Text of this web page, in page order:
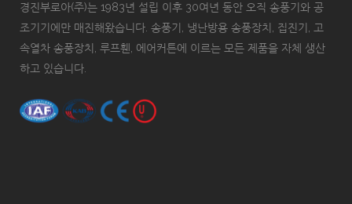
경진부로아(주)는 1983년 설립 이후 30여년 동안 오직 송풍기와 공
조기기에만 매진해왔습니다. 송풍기, 냉난방용 송풍장치, 집진기, 고
속열차 송풍장치, 루프휀, 에어커튼에 이르는 모든 제품을 자체 생산
하고 있습니다.